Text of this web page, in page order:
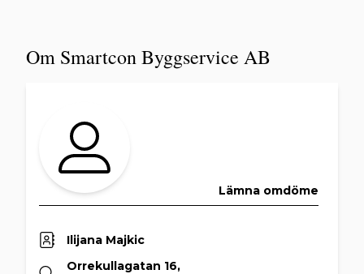
Om Smartcon Byggservice AB
Lämna omdöme
Ilijana Majkic
Orrekullagatan 16,